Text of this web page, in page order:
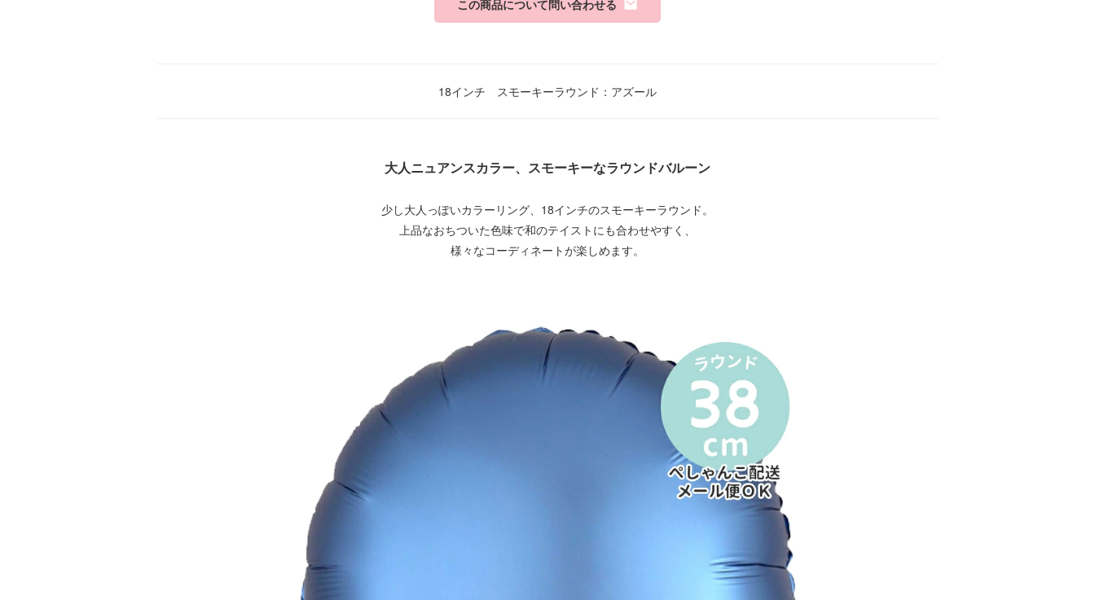
この商品について問い合わせる
18インチ スモーキーラウンド：アズール
大人ニュアンスカラー、スモーキーなラウンドバルーン
少し大人っぽいカラーリング、18インチのスモーキーラウンド。
上品なおちついた色味で和のテイストにも合わせやすく、
様々なコーディネートが楽しめます。